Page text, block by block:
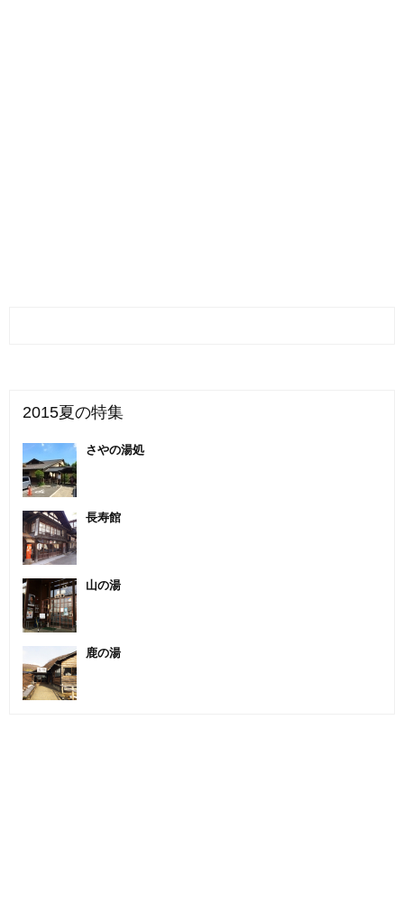
2015夏の特集
さやの湯処
長寿館
山の湯
鹿の湯